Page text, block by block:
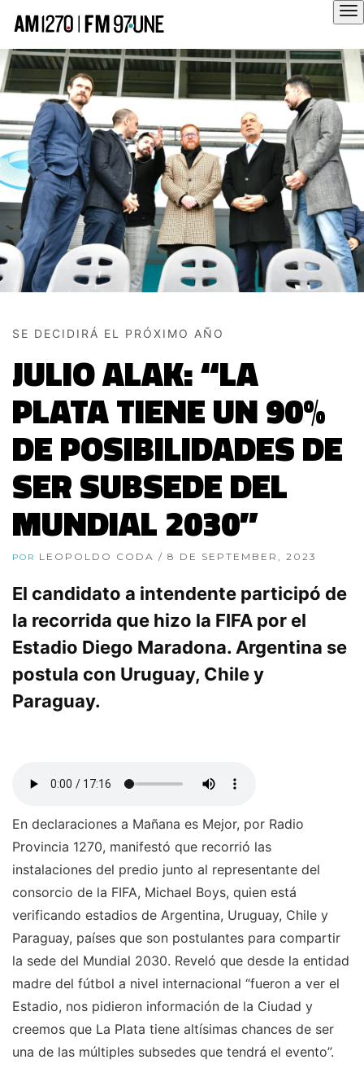
SE DECIDIRÁ EL PRÓXIMO AÑO
JULIO ALAK: “LA
PLATA TIENE UN 90%
DE POSIBILIDADES DE
SER SUBSEDE DEL
MUNDIAL 2030”
POR LEOPOLDO CODA / 8 DE SEPTEMBER, 2023
El candidato a intendente participó de
la recorrida que hizo la FIFA por el
Estadio Diego Maradona. Argentina se
postula con Uruguay, Chile y
Paraguay.
En declaraciones a Mañana es Mejor, por Radio
Provincia 1270, manifestó que recorrió las
instalaciones del predio junto al representante del
consorcio de la FIFA, Michael Boys, quien está
verificando estadios de Argentina, Uruguay, Chile y
Paraguay, países que son postulantes para compartir
la sede del Mundial 2030. Reveló que desde la entidad
madre del fútbol a nivel internacional “fueron a ver el
Estadio, nos pidieron información de la Ciudad y
creemos que La Plata tiene altísimas chances de ser
una de las múltiples subsedes que tendrá el evento”.